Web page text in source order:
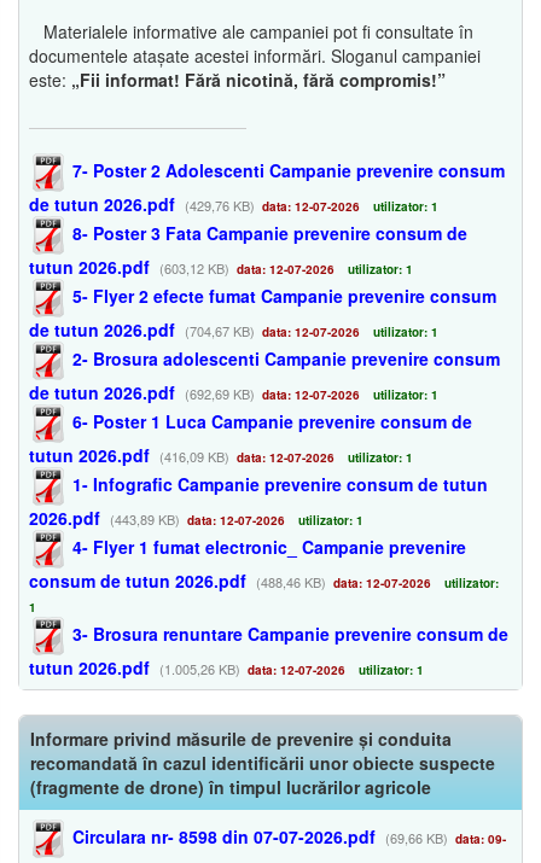
Materialele informative ale campaniei pot fi consultate în
documentele atașate acestei informări. Sloganul campaniei
este: „Fii informat! Fără nicotină, fără compromis!”
7- Poster 2 Adolescenti Campanie prevenire consum
de tutun 2026.pdf (429,76 KB) data: 12-07-2026 utilizator: 1
8- Poster 3 Fata Campanie prevenire consum de
tutun 2026.pdf (603,12 KB) data: 12-07-2026 utilizator: 1
5- Flyer 2 efecte fumat Campanie prevenire consum
de tutun 2026.pdf (704,67 KB) data: 12-07-2026 utilizator: 1
2- Brosura adolescenti Campanie prevenire consum
de tutun 2026.pdf (692,69 KB) data: 12-07-2026 utilizator: 1
6- Poster 1 Luca Campanie prevenire consum de
tutun 2026.pdf (416,09 KB) data: 12-07-2026 utilizator: 1
1- Infografic Campanie prevenire consum de tutun
2026.pdf (443,89 KB) data: 12-07-2026 utilizator: 1
4- Flyer 1 fumat electronic_ Campanie prevenire
consum de tutun 2026.pdf (488,46 KB) data: 12-07-2026
utilizator:
1
3- Brosura renuntare Campanie prevenire consum de
tutun 2026.pdf (1.005,26 KB) data: 12-07-2026 utilizator: 1
Informare privind măsurile de prevenire și conduita
recomandată în cazul identificării unor obiecte suspecte
(fragmente de drone) în timpul lucrărilor agricole
Circulara nr- 8598 din 07-07-2026.pdf (69,66 KB) data: 09-